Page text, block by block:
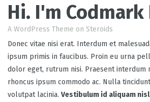
Hi. I'm Codmark
A WordPress Theme on Steroids
Donec vitae nisi erat. Interdum et
ipsum primis in faucibus. Proin eu urna
dolor eget, rutrum nisi. Praesent interdum
rhoncus ipsum commodo ac. Nulla
volutpat lacinia. Vestibulum id aliquam